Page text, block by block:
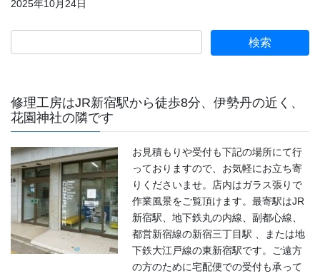
2025年10月24日
修理工房はJR新宿駅から徒歩8分、伊勢丹の近く、
花園神社の隣です
お見積もりや受付も下記の場所にて行
っておりますので、お気軽にお立ち寄
りくださいませ。店内はガラス張りで
作業風景をご覧頂けます。最寄駅はJR
新宿駅、地下鉄丸の内線、副都心線、
都営新宿線の新宿三丁目駅 、または地
下鉄大江戸線の東新宿駅です。ご遠方
の方のために宅配便での受付も承って